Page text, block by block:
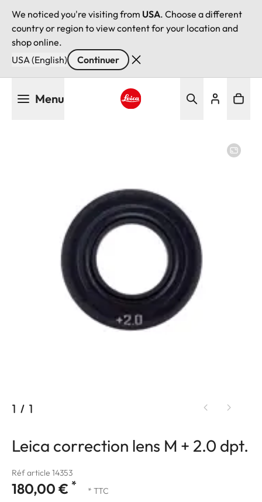
We noticed you're visiting from USA. Choose a different
country or region to view content for your location and
shop online.
USA (English)
Continuer
Menu
1 / 1
Leica correction lens M + 2.0 dpt.
Réf article 14353
180,00 € * * TTC